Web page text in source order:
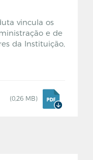
vincula os
e de
da Instituição,
(0,26 MB)